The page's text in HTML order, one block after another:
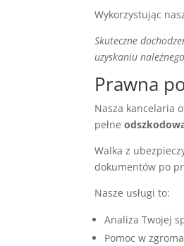
Wykorzystując
Skuteczne
uzyskaniu
Prawna
Nasza kancelaria
pełne
Walka z
dokumentów po
Nasze usługi to:
Analiza Twojej
Pomoc w